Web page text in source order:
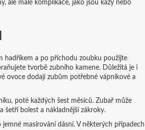
ale malé komplikace, jako jsou kazy nebo
hadříkem a po příchodu zoubku použijte
tvorbě zubního kamene. Důležitá je i
ovoce dodají zubům potřebné vápníkové a
poté každých šest měsíců. Zubař může
šetří bolest a nákladnější zákroky.
masírování dásní. V některých případech